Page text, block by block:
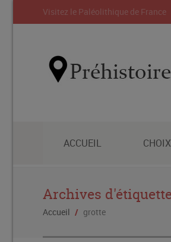
Visitez le Paléolithique de France
ACCUEIL
Archives
Accueil / grotte